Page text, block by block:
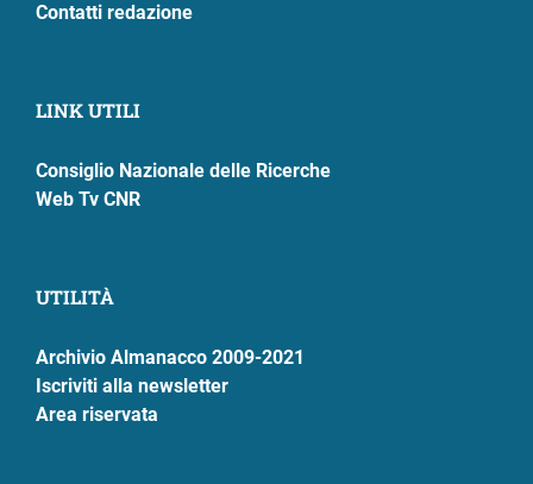
Contatti redazione
LINK UTILI
Consiglio Nazionale delle Ricerche
Web Tv CNR
UTILITÀ
Archivio Almanacco 2009-2021
Iscriviti alla newsletter
Area riservata